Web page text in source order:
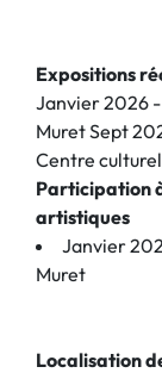
Expositions
Janvier 2026
Muret Sept
Centre
Participation
artistiques
Janvier
Muret
Localisation